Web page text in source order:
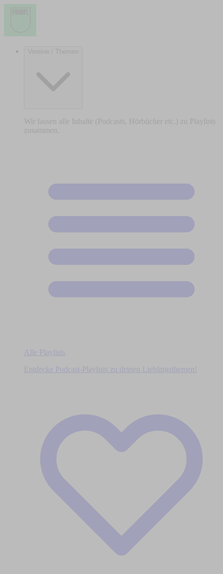
Vereine / Themen
Wir fassen alle Inhalte (Podcasts, Hörbücher etc.) zu Playlists
zusammen.
Alle Playlists
Entdecke Podcast-Playlists zu deinen Lieblingsthemen!